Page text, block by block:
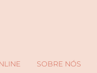
SOBRE NÓS